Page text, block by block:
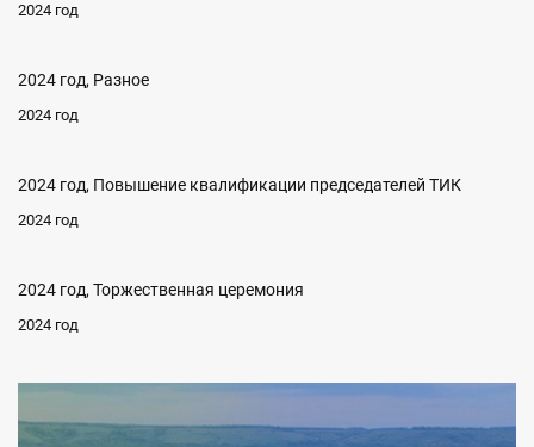
2024 год
2024 год, Разное
2024 год
2024 год, Повышение квалификации председателей ТИК
2024 год
2024 год, Торжественная церемония
2024 год